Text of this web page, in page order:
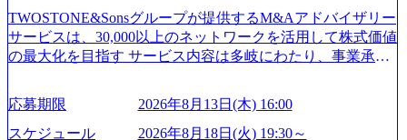
sion-production.appspot.com/public/images/20240925204111_caa9
4e4b-6aae-45a6-a0ce-b98154c816a2_1153x543.webp メンバー情
報 (https://www.xspear.co.jp/member/)一部抜粋 - 伊勢山 昇吾氏:
業界で新規事業戦略、成長戦略、PMI推進、業務改革等の幅
広いプロジェクトに従事 - 鈴木健仁氏：新卒でベイカレン
トに入社し最年少ディレクターを経てXspearに参画 - 梶田
810e-138e27965ee8_1200x386.webp グローバル人財育成を目
的とした「語学研修」、効果的なプレゼンのポイントを掴
み実践に強くなるための「プレゼン研修」、自社キャリア
アドバイザーによる自身のキャリア構築をめざす「キャリ
スタイム制度を実施しており、月単位の決められた労働時
間の範囲内で、出社・退社の時刻を社員の自己裁量に委
TWOSTONE&Sonsグループが提供するM&Aアドバイザリー
サービスは、30,000以上のネットワークを活用して株式価値
の最大化を目指す サービス内容は多岐にわたり、事業承継
リーなどが含まれており、幅広いニーズに対応 譲渡企業に
対しては完全成功報酬制を採用し、M&A以外の選択肢も尊
重する姿勢を持ち、将来の株価成長を取り込むスキームの
応募期限
2026年8月13日(木) 16:00
スケジュール
2026年8月18日(火) 19:30～